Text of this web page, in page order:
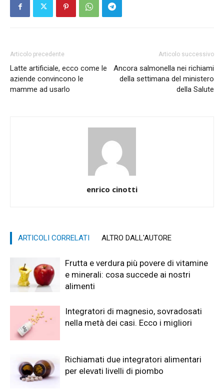
Articolo precedente
Latte artificiale, ecco come le
aziende convincono le
mamme ad usarlo
Articolo successivo
Ancora salmonella nei richiami
della settimana del ministero
della Salute
enrico cinotti
ARTICOLI CORRELATI ALTRO DALL'AUTORE
Frutta e verdura più povere di vitamine
e minerali: cosa succede ai nostri
alimenti
Integratori di magnesio, sovradosati
nella metà dei casi. Ecco i migliori
Richiamati due integratori alimentari
per elevati livelli di piombo